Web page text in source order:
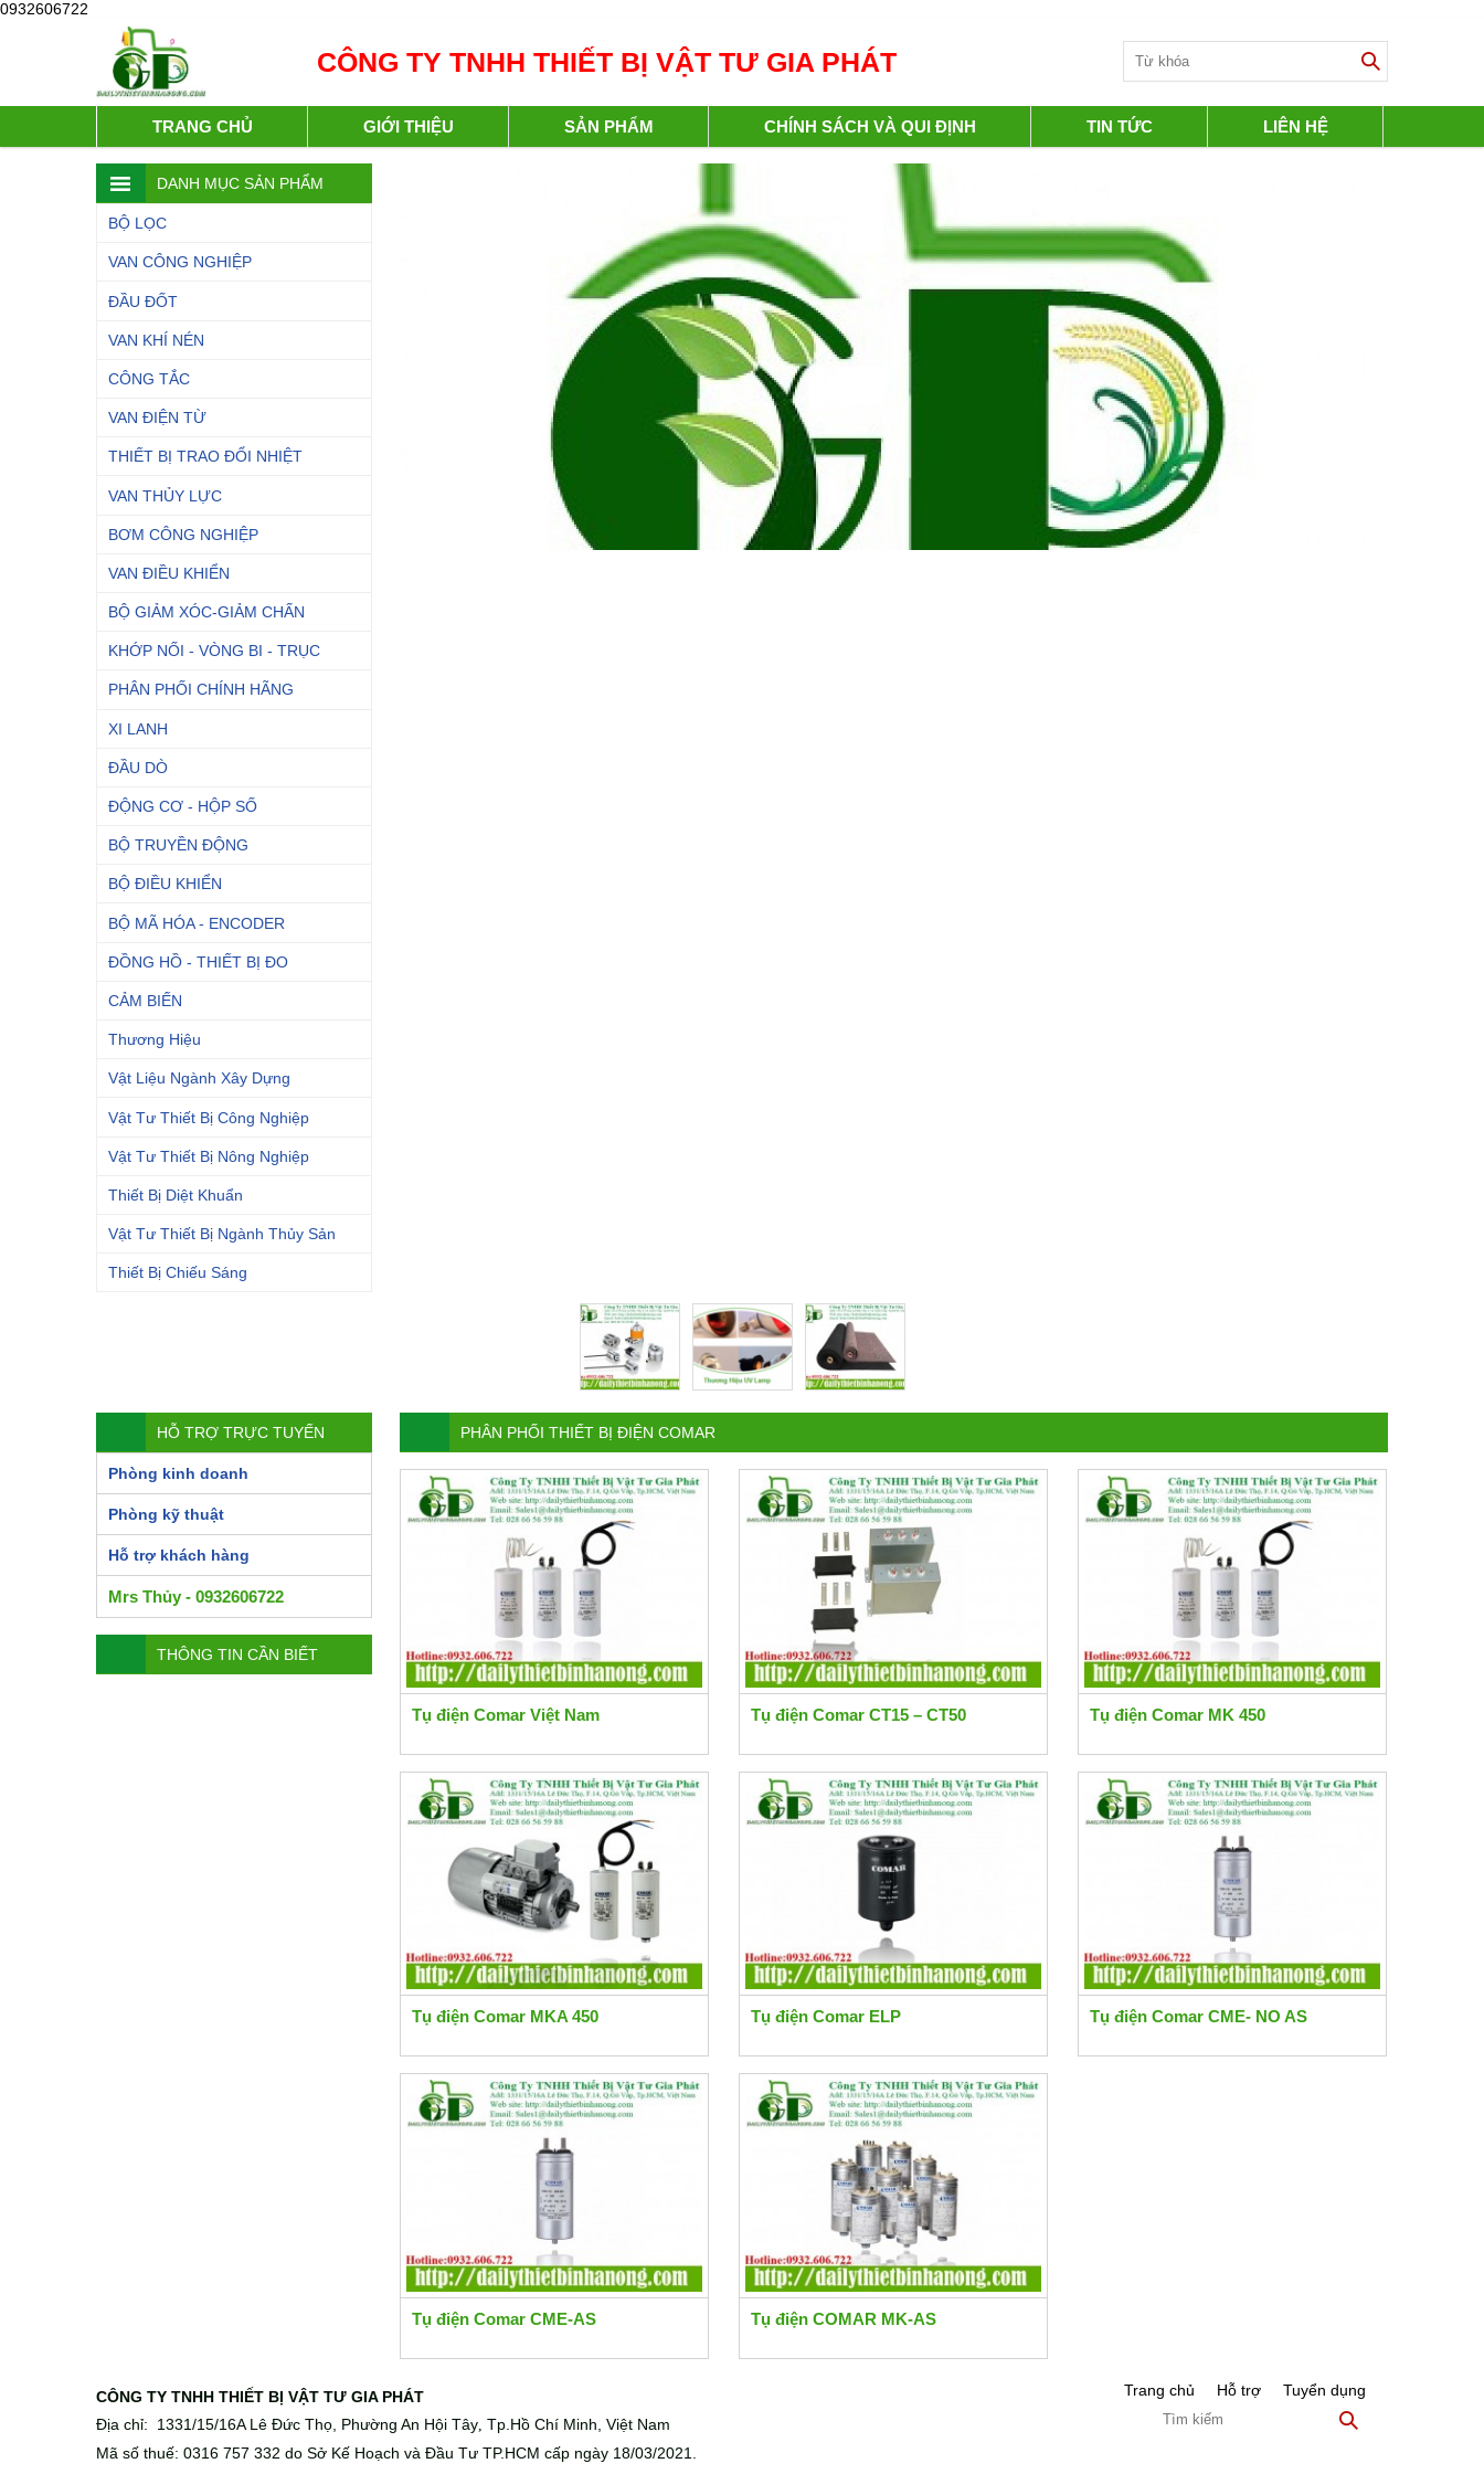
0932606722
CÔNG TY TNHH THIẾT BỊ VẬT TƯ GIA PHÁT
TRANG CHỦ GIỚI THIỆU SẢN PHẨM CHÍNH SÁCH VÀ QUI ĐỊNH TIN TỨC LIÊN HỆ
DANH MỤC SẢN PHẨM
BỘ LỌC
VAN CÔNG NGHIỆP
ĐẦU ĐỐT
VAN KHÍ NÉN
CÔNG TẮC
VAN ĐIỆN TỪ
THIẾT BỊ TRAO ĐỔI NHIỆT
VAN THỦY LỰC
BƠM CÔNG NGHIỆP
VAN ĐIỀU KHIỂN
BỘ GIẢM XÓC-GIẢM CHẤN
KHỚP NỐI - VÒNG BI - TRỤC
PHÂN PHỐI CHÍNH HÃNG
XI LANH
ĐẦU DÒ
ĐỘNG CƠ - HỘP SỐ
BỘ TRUYỀN ĐỘNG
BỘ ĐIỀU KHIỂN
BỘ MÃ HÓA - ENCODER
ĐỒNG HỒ - THIẾT BỊ ĐO
CẢM BIẾN
Thương Hiệu
Vật Liệu Ngành Xây Dựng
Vật Tư Thiết Bị Công Nghiệp
Vật Tư Thiết Bị Nông Nghiệp
Thiết Bị Diệt Khuẩn
Vật Tư Thiết Bị Ngành Thủy Sản
Thiết Bị Chiếu Sáng
HỖ TRỢ TRỰC TUYẾN
Phòng kinh doanh
Phòng kỹ thuật
Hỗ trợ khách hàng
Mrs Thủy - 0932606722
THÔNG TIN CẦN BIẾT
PHÂN PHỐI THIẾT BỊ ĐIỆN COMAR
Tụ điện Comar Việt Nam Tụ điện Comar CT15 – CT50 Tụ điện Comar MK 450
Tụ điện Comar MKA 450 Tụ điện Comar ELP Tụ điện Comar CME- NO AS
Tụ điện Comar CME-AS Tụ điện COMAR MK-AS
CÔNG TY TNHH THIẾT BỊ VẬT TƯ GIA PHÁT
Địa chỉ: 1331/15/16A Lê Đức Thọ, Phường An Hội Tây Tp.Hồ Chí Minh, Việt Nam
Mã số thuế: 0316 757 332 do Sở Kế Hoạch và Đầu Tư TP.HCM cấp ngày 18/03/2021.
Trang chủ Hỗ trợ Tuyển dụng